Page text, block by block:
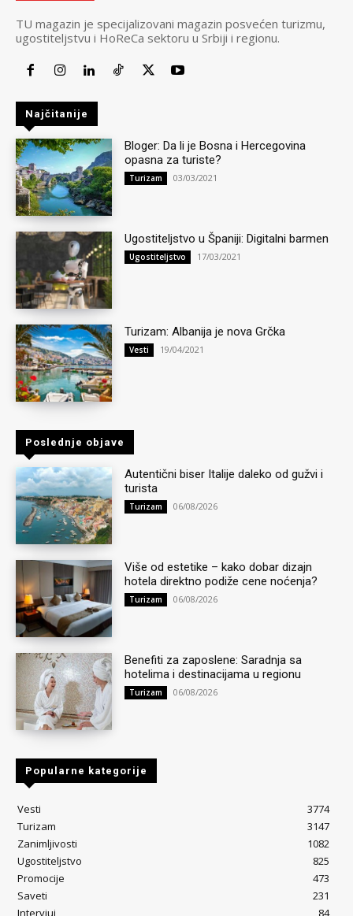
TU magazin je specijalizovani magazin posvećen turizmu,
ugostiteljstvu i HoReCa sektoru u Srbiji i regionu.
Najčitanije
Bloger: Da li je Bosna i Hercegovina
opasna za turiste?
Turizam 03/03/2021
Ugostiteljstvo u Španiji: Digitalni barmen
Ugostiteljstvo 17/03/2021
Turizam: Albanija je nova Grčka
Vesti 19/04/2021
Poslednje objave
Autentični biser Italije daleko od gužvi i
turista
Turizam 06/08/2026
Više od estetike – kako dobar dizajn
hotela direktno podiže cene noćenja?
Turizam 06/08/2026
Benefiti za zaposlene: Saradnja sa
hotelima i destinacijama u regionu
Turizam 06/08/2026
Popularne kategorije
Vesti
3774
Turizam
3147
Zanimljivosti
1082
Ugostiteljstvo
825
Promocije
473
Saveti
231
Intervjui
84